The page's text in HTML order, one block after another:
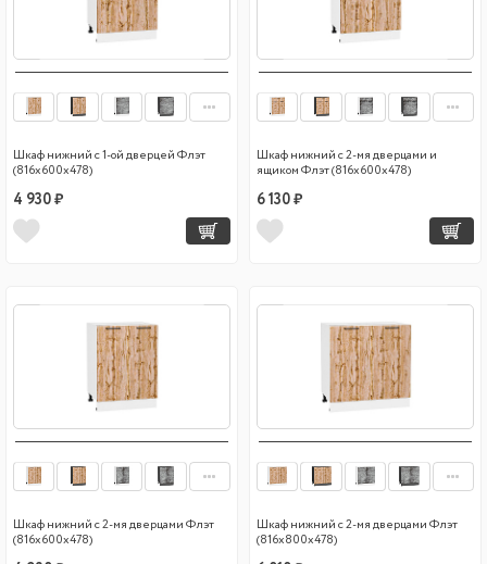
Шкаф нижний с 1-ой дверцей Флэт
(816х600х478)
4 930 ₽
Шкаф нижний с 2-мя дверцами и
ящиком Флэт (816х600х478)
6 130 ₽
Шкаф нижний с 2-мя дверцами Флэт
(816х600х478)
Шкаф нижний с 2-мя дверцами Флэт
(816х800х478)